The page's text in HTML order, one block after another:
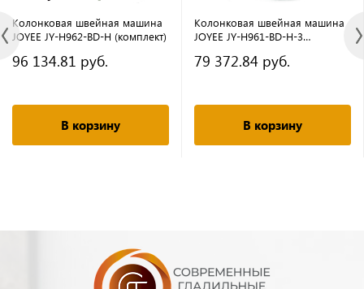
Колонковая швейная машина
JOYEE JY-H962-BD-H (комплект)
96 134.81 руб.
В корзину
Колонковая швейная машина
JOYEE JY-H961-BD-H-3
79 372.84 руб.
В корзину